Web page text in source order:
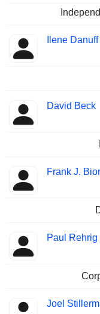
Ilene Danuff
David Beck
Frank J.
Paul Rehrig
Joel